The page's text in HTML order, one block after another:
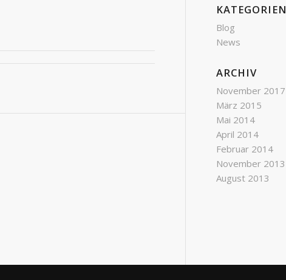
KATEGORIEN
Blog
News
ARCHIV
November 2017
März 2015
Mai 2014
April 2014
Februar 2014
November 2013
August 2013